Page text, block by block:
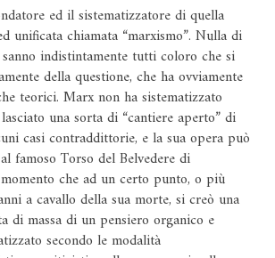
ed il sistematizzatore di quella
unificata chiamata “marxismo”. Nulla di
indistintamente tutti coloro che si
della questione, che ha ovviamente
teorici. Marx non ha sistematizzato
una sorta di “cantiere aperto” di
casi contraddittorie, e la sua opera può
famoso Torso del Belvedere di
che ad un certo punto, o più
a cavallo della sua morte, si creò una
di massa di un pensiero organico e
secondo le modalità